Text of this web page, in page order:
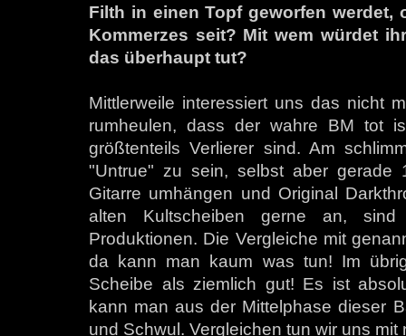
Filth in einen Topf geworfen
Kommerzes seit? Mit wem würdet
das überhaupt tut?
Mittlerweile interessiert uns das nicht
rumheulen, dass der wahre BM tot
größtenteils Verlierer sind. Am
"Untrue" zu sein, selbst aber
Gitarre umhängen und Original
alten Kultscheiben gerne an,
Produktionen. Die Vergleiche mit
da kann man kaum was tun! Im
Scheibe als ziemlich gut! Es ist
kann man aus der Mittelphase dieser
und Schwul. Vergleichen tun wir uns